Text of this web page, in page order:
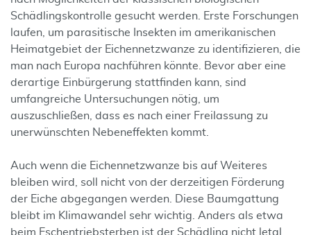
Schädlingskontrolle gesucht werden. Erste Forschungen
laufen, um parasitische Insekten im amerikanischen
Heimatgebiet der Eichennetzwanze zu identifizieren, die
man nach Europa nachführen könnte. Bevor aber eine
derartige Einbürgerung stattfinden kann, sind
umfangreiche Untersuchungen nötig, um
auszuschließen, dass es nach einer Freilassung zu
unerwünschten Nebeneffekten kommt.
Auch wenn die Eichennetzwanze bis auf Weiteres
bleiben wird, soll nicht von der derzeitigen Förderung
der Eiche abgegangen werden. Diese Baumgattung
bleibt im Klimawandel sehr wichtig. Anders als etwa
beim Eschentriebsterben ist der Schädling nicht letal.